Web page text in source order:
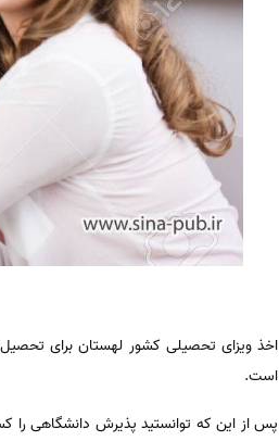
اخذ ویزای تحصیلی کشور لهستان برای تحصیل
است.
پس از این که توانستید پذیرش دانشگاهی را